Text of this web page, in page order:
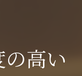
高い